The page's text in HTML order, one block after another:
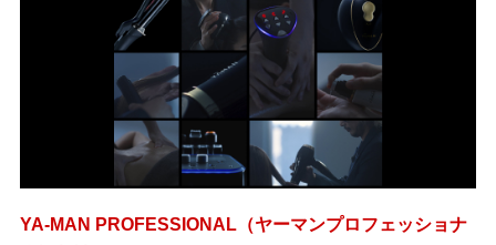
YA-MAN PROFESSIONAL（ヤーマンプロフェッショナ